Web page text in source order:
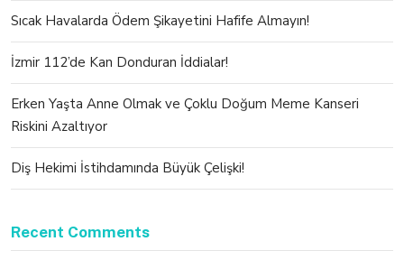
Sıcak Havalarda Ödem Şikayetini Hafife Almayın!
İzmir 112’de Kan Donduran İddialar!
Erken Yaşta Anne Olmak ve Çoklu Doğum Meme Kanseri
Riskini Azaltıyor
Diş Hekimi İstihdamında Büyük Çelişki!
Recent Comments